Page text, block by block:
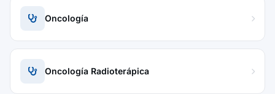
Oncología
Oncología Radioterápica